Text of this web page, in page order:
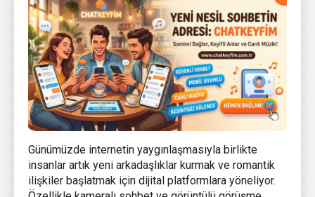
Günümüzde internetin yaygınlaşmasıyla birlikte
insanlar artık yeni arkadaşlıklar kurmak ve romantik
ilişkiler başlatmak için dijital platformlara yöneliyor.